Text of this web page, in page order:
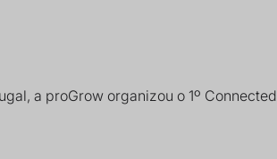
a proGrow organizou o 1º Connected